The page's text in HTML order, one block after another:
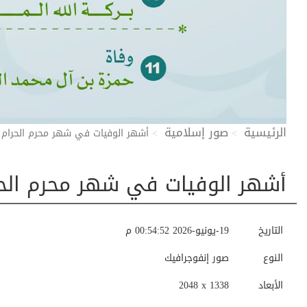
الرئيسية صور إسلامية أشهر الوفيات في شهر محرم الحرام
أشهر الوفيات في شهر محرم
19-يونيو-2026 00:54:52 م
التاريخ
صور إنفوجرافيك
النوع
2048 x 1338
الأبعاد